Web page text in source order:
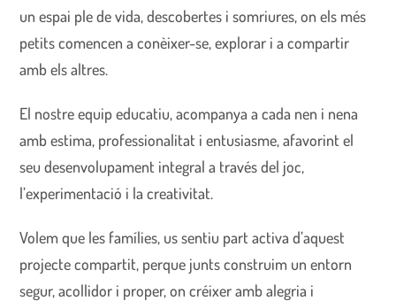
un espai ple de vida, descobertes i somriures, on els més
petits comencen a conèixer-se, explorar i a compartir
amb els altres.
El nostre equip educatiu, acompanya a cada nen i nena
amb estima, professionalitat i entusiasme, afavorint el
seu desenvolupament integral a través del joc,
l’experimentació i la creativitat.
Volem que les famílies, us sentiu part activa d’aquest
projecte compartit, perque junts construim un entorn
segur, acollidor i proper, on créixer amb alegria i